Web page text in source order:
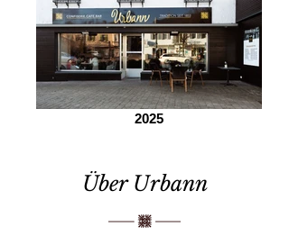
2025
Über Urbann